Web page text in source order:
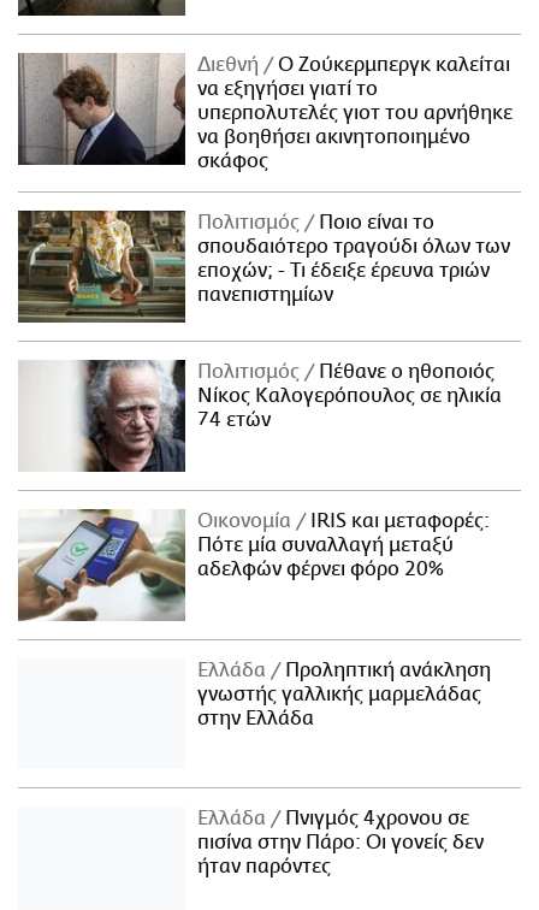
Διεθνή
Ο Ζούκερμπεργκ καλείται
να εξηγήσει γιατί το
υπερπολυτελές γιοτ του αρνήθηκε
να βοηθήσει ακινητοποιημένο
σκάφος
Πολιτισμός
Ποιο είναι το
σπουδαιότερο τραγούδι όλων των
εποχών; - Τι έδειξε έρευνα τριών
πανεπιστημίων
Πολιτισμός
Πέθανε ο ηθοποιός
Νίκος Καλογερόπουλος σε ηλικία
74 ετών
Οικονομία
IRIS και μεταφορές:
Πότε μία συναλλαγή μεταξύ
αδελφών φέρνει φόρο 20%
Ελλάδα
Προληπτική ανάκληση
γνωστής γαλλικής μαρμελάδας
στην Ελλάδα
Ελλάδα
Πνιγμός 4χρονου σε
πισίνα στην Πάρο: Οι γονείς δεν
ήταν παρόντες